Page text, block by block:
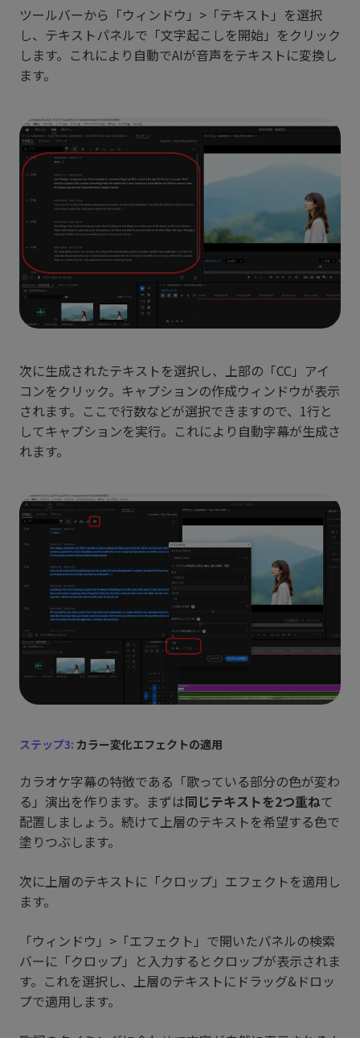
ツールバーから「ウィンドウ」>「テキスト」を選択
し、テキストパネルで「文字起こしを開始」をクリック
します。これにより自動でAIが音声をテキストに変換し
ます。
次に生成されたテキストを選択し、上部の「CC」アイ
コンをクリック。キャプションの作成ウィンドウが表示
されます。ここで行数などが選択できますので、1行と
してキャプションを実行。これにより自動字幕が生成さ
れます。
ステップ3: カラー変化エフェクトの適用
カラオケ字幕の特徴である「歌っている部分の色が変わ
る」演出を作ります。まずは同じテキストを2つ重ねて
配置しましょう。続けて上層のテキストを希望する色で
塗りつぶします。
次に上層のテキストに「クロップ」エフェクトを適用し
ます。
「ウィンドウ」>「エフェクト」で開いたパネルの検索
バーに「クロップ」と入力するとクロップが表示されま
す。これを選択し、上層のテキストにドラッグ&ドロッ
プで適用します。